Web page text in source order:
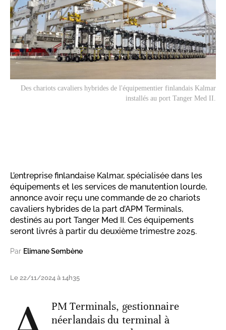
Des chariots cavaliers hybrides de l'équipementier finlandais Kalmar
installés au port Tanger Med II.
L’entreprise finlandaise Kalmar, spécialisée dans les
équipements et les services de manutention lourde,
annonce avoir reçu une commande de 20 chariots
cavaliers hybrides de la part d’APM Terminals,
destinés au port Tanger Med II. Ces équipements
seront livrés à partir du deuxième trimestre 2025.
Par Elimane Sembène
Le 22/11/2024 à 14h35
PM Terminals, gestionnaire
néerlandais du terminal à